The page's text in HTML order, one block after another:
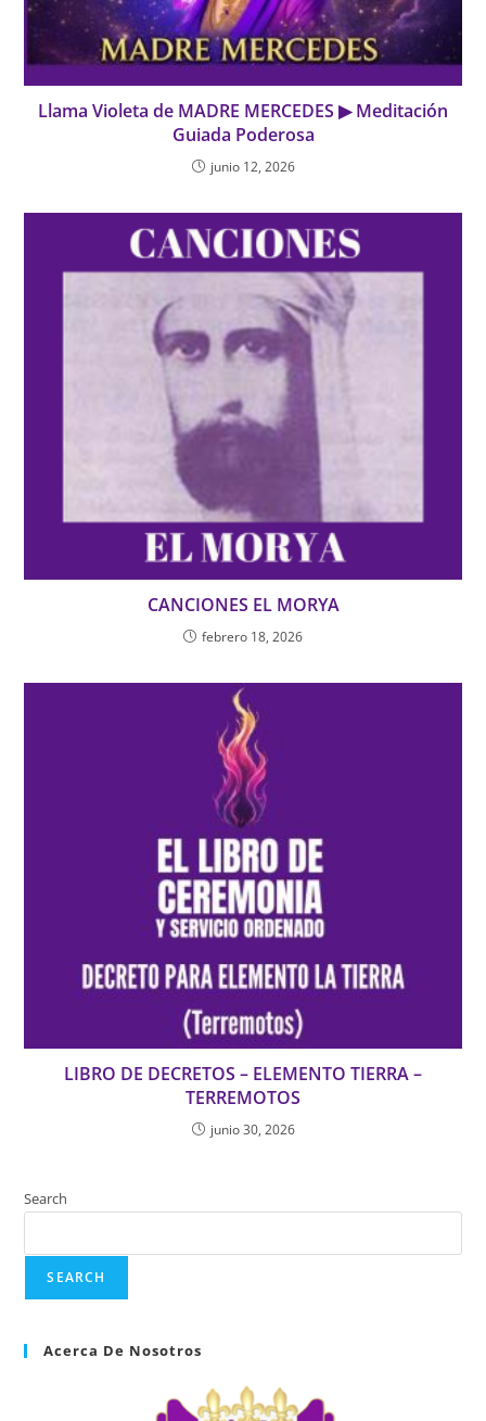
Llama Violeta de MADRE MERCEDES ▶ Meditación
Guiada Poderosa
junio 12, 2026
CANCIONES EL MORYA
febrero 18, 2026
LIBRO DE DECRETOS – ELEMENTO TIERRA –
TERREMOTOS
junio 30, 2026
Search
SEARCH
Acerca De Nosotros